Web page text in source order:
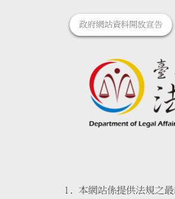
政府網站資料開放宣告
本網站係提供法規之